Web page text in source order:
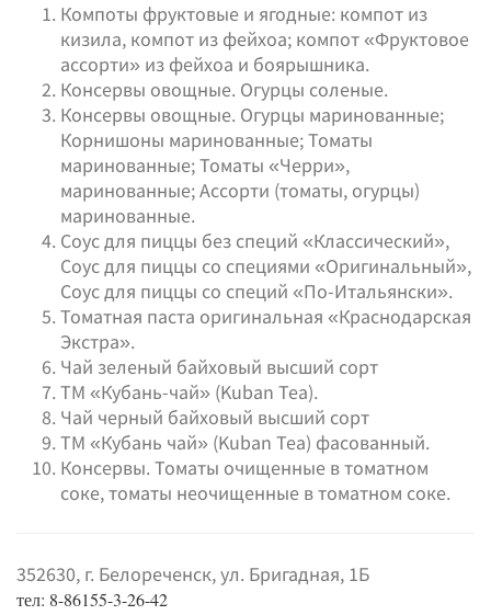
Компоты фруктовые и ягодные: компот из
кизила, компот из фейхоа; компот «Фруктовое
ассорти» из фейхоа и боярышника.
Консервы овощные. Огурцы соленые.
Консервы овощные. Огурцы маринованные;
Корнишоны маринованные; Томаты
маринованные; Томаты «Черри»,
маринованные; Ассорти (томаты, огурцы)
маринованные.
Соус для пиццы без специй «Классический»,
Соус для пиццы со специями «Оригинальный»,
Соус для пиццы со специй «По-Итальянски».
Томатная паста оригинальная «Краснодарская
Экстра».
Чай зеленый байховый высший сорт
ТМ «Кубань-чай» (Kuban Tea).
Чай черный байховый высший сорт
ТМ «Кубань чай» (Kuban Tea) фасованный.
Консервы. Томаты очищенные в томатном
соке, томаты неочищенные в томатном соке.
352630, г. Белореченск, ул. Бригадная, 1Б
тел: 8-86155-3-26-42